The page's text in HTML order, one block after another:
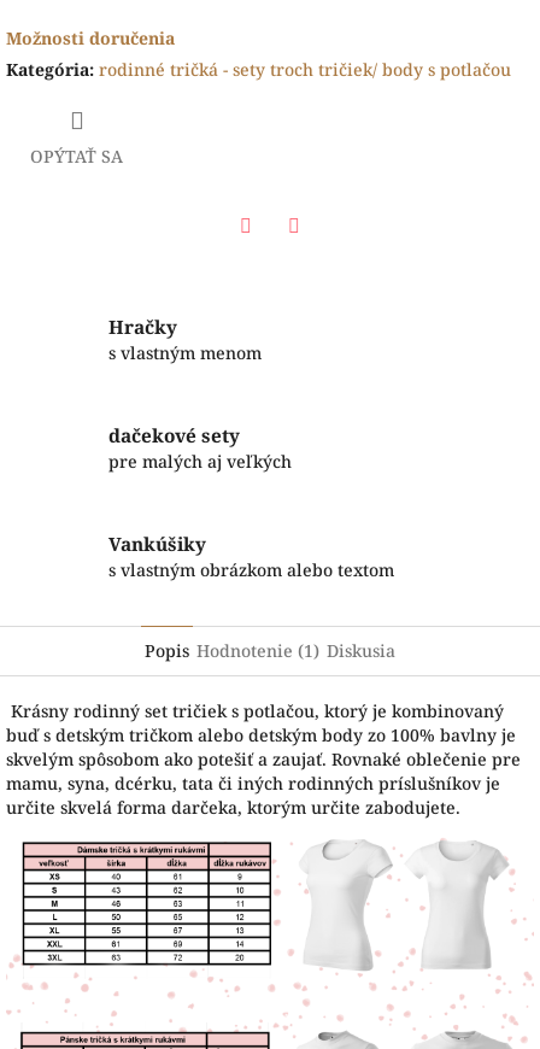
Možnosti doručenia
Kategória: rodinné tričká - sety troch tričiek/ body s potlačou
OPÝTAŤ SA
Hračky
s vlastným menom
dačekové sety
pre malých aj veľkých
Vankúšiky
s vlastným obrázkom alebo textom
Popis Hodnotenie (1) Diskusia
Krásny rodinný set tričiek s potlačou, ktorý je kombinovaný
buď s detským tričkom alebo detským body zo 100% bavlny je
skvelým spôsobom ako potešiť a zaujať. Rovnaké oblečenie pre
mamu, syna, dcérku, tata či iných rodinných príslušníkov je
určite skvelá forma darčeka, ktorým určite zabodujete.